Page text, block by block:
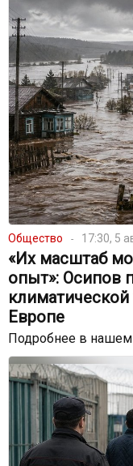
Общество 17:30, 5
«Их масштаб
опыт»: Осипов
Европе
Подробнее в нашем